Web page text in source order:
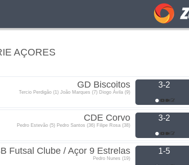
AÇORES
GD Biscoitos
Tercio Perdigão (1) João Marques (7) Diogo Ávila (9)
3-2
CDE Corvo
Pedro Estevão (5) Pedro Santos (36) Filipe Rosa (38)
3-2
Futsal Clube / Açor 9 Estrelas
Pedro Nunes (19)
1-5